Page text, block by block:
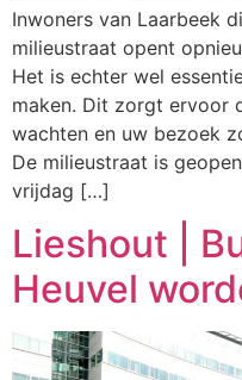
Inwoners van Laarbeek
milieustraat opent
Het is echter wel
maken. Dit zorgt ervoor
wachten en uw bezoek
De milieustraat is
vrijdag […]
Lieshout |
Heuvel